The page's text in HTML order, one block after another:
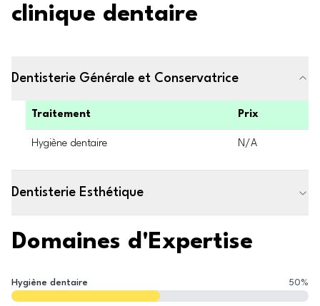
clinique dentaire
Dentisterie Générale et Conservatrice
Traitement Prix
Hygiène dentaire N/A
Dentisterie Esthétique
Domaines d'Expertise
Hygiène dentaire 50%